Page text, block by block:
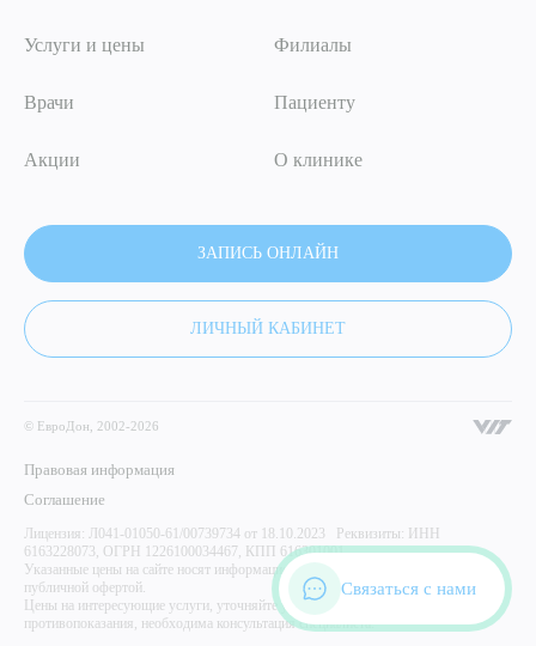
Услуги и цены
Врачи
Акции
Филиалы
Пациенту
О клинике
ЗАПИСЬ ОНЛАЙН
ЛИЧНЫЙ КАБИНЕТ
© ЕвроДон, 2002-2026
Правовая информация
Соглашение
Лицензия: Л041-01050-61/00739734 от 18.10.2023 Реквизиты: ИНН
6163228073, ОГРН 1226100034467, КПП 616301001
Указанные цены на сайте носят информационный характер и не являются
публичной офертой.
Цены на интересующие услуги, уточняйте у администратора центра. Имеются
противопоказания, необходима консультация специалиста.
Связаться с нами